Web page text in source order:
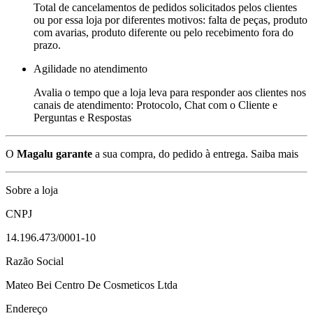
Total de cancelamentos de pedidos solicitados pelos clientes
ou por essa loja por diferentes motivos: falta de peças, produto
com avarias, produto diferente ou pelo recebimento fora do
prazo.
Agilidade no atendimento
Avalia o tempo que a loja leva para responder aos clientes nos
canais de atendimento: Protocolo, Chat com o Cliente e
Perguntas e Respostas
O Magalu garante a sua compra, do pedido à entrega. Saiba mais
Sobre a loja
CNPJ
14.196.473/0001-10
Razão Social
Mateo Bei Centro De Cosmeticos Ltda
Endereço